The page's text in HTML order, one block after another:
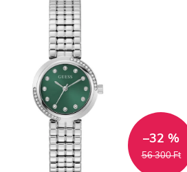
56 300 Ft
–32 %